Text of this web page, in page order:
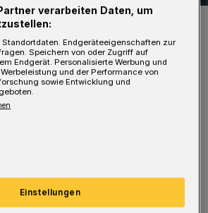
der Food Truck erfolgreich die
Eat & Great.
haben Ehrenamtliche und
Rezepte verfasst und dabei
Heimat integriert. Gegen
die Wraps von 13 bis 19
verarbeiten Daten, um
Endgeräteeigenschaften zur
Speichern von oder Zugriff auf
Endgerät. Personalisierte Werbung und
und der Performance von
sowie Entwicklung und
Einstellungen